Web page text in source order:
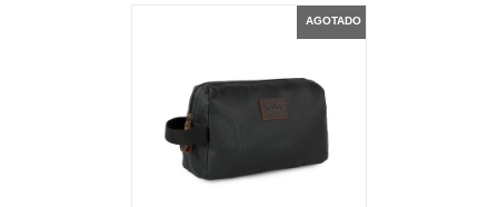
AGOTADO